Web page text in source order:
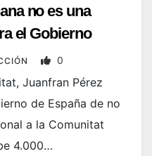
no es una
el Gobierno
0
Juanfran Pérez
de España de no
a la Comunitat
4.000…